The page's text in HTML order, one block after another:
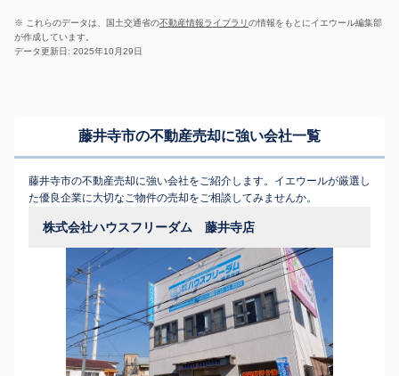
※ これらのデータは、国土交通省の不動産情報ライブラリの情報をもとにイエウール編集部
が作成しています。
データ更新日: 2025年10月29日
藤井寺市の不動産売却に強い会社一覧
藤井寺市の不動産売却に強い会社をご紹介します。イエウールが厳選し
た優良企業に大切なご物件の売却をご相談してみませんか。
株式会社ハウスフリーダム 藤井寺店